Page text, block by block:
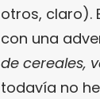
otros, claro).
con una
de cereales,
todavía no